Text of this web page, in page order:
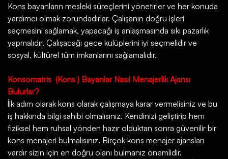
Kons bayanların mesleki süreçlerini yönetirler ve her konuda
yardımcı olmak zorundadırlar. Çalışanın doğru işleri
seçmesini sağlamak, yapacağı iş anlaşmasında sıkı pazarlık
yapmalıdır. Çalışacağı gece kulüplerini iyi seçmelidir ve
sosyal, kültürel tüm imkanlarını sağlamalıdır.
Konsomatris (Kons ) Bayanlar Nasıl Menajerlik Ajansı
Bulurlar?
İlk adım olarak kons olarak çalışmaya karar vermelisiniz ve bu
iş hakkında bilgi sahibi olmalısınız. Kendinizi geliştirip hem
fiziksel hem ruhsal yönden hazır olduktan sonra güvenilir bir
kons menajeri bulmalısınız. Birçok kons menajer ajansları
vardır sizin için en doğru olanı bulmanız önemlidir.